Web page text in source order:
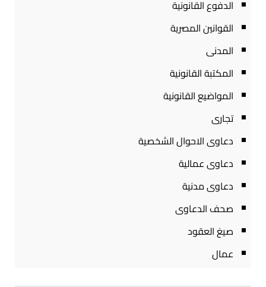
الدفوع القانونية
القوانين المصرية
المدنى
المكتبة القانونية
المواضيع القانونية
تجارى
دعاوى الاحوال الشخصية
دعاوى عمالية
دعاوى مدنية
صحف الدعاوى
صيغ العقود
عمال